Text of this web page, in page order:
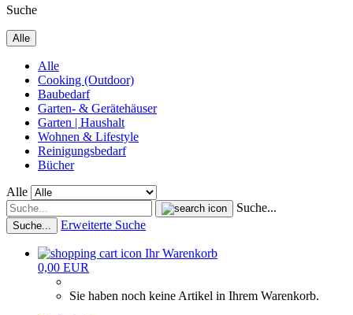
Suche
Alle
Alle
Cooking (Outdoor)
Baubedarf
Garten- & Gerätehäuser
Garten | Haushalt
Wohnen & Lifestyle
Reinigungsbedarf
Bücher
Alle
Suche...
Suche... Erweiterte Suche
Ihr Warenkorb
0,00 EUR
Sie haben noch keine Artikel in Ihrem Warenkorb.